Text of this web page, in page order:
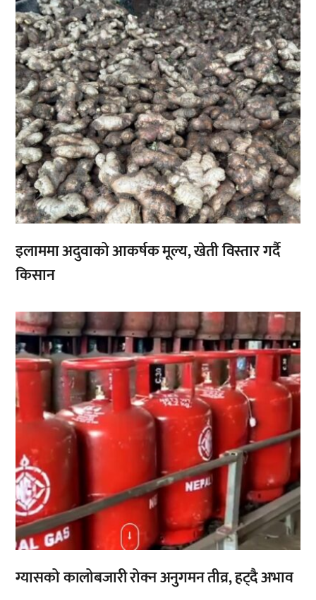
इलाममा अदुवाको आकर्षक मूल्य, खेती विस्तार गर्दै
किसान
,
ग्यासको कालोबजारी रोक्न अनुगमन तीव्र, हट्दै अभाव